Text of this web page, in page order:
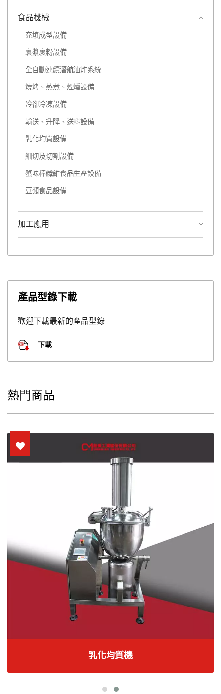
食品機械
充填成型設備
裹漿裹粉設備
全自動連續潛航油炸系統
燒烤、蒸煮、煙燻設備
冷卻冷凍設備
輸送、升降、送料設備
乳化均質設備
細切及切割設備
蟹味棒纖維食品生產設備
豆類食品設備
加工應用
產品型錄下載
歡迎下載最新的產品型錄
下載
熱門商品
乳化均質機